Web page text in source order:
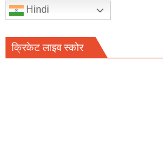
Hindi
क्रिकेट लाइव स्कोर